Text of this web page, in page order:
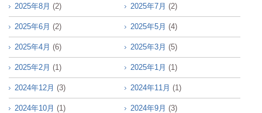
2025年8月 (2) 2025年7月 (2)
2025年6月 (2) 2025年5月 (4)
2025年4月 (6) 2025年3月 (5)
2025年2月 (1) 2025年1月 (1)
2024年12月 (3) 2024年11月 (1)
2024年10月 (1) 2024年9月 (3)